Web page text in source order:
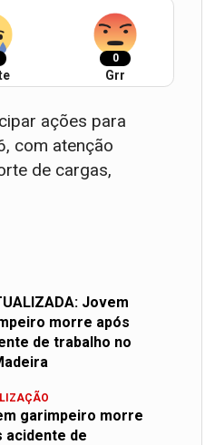
0
Grr
ações para
com atenção
de cargas,
garimpeiro morre
acidente de